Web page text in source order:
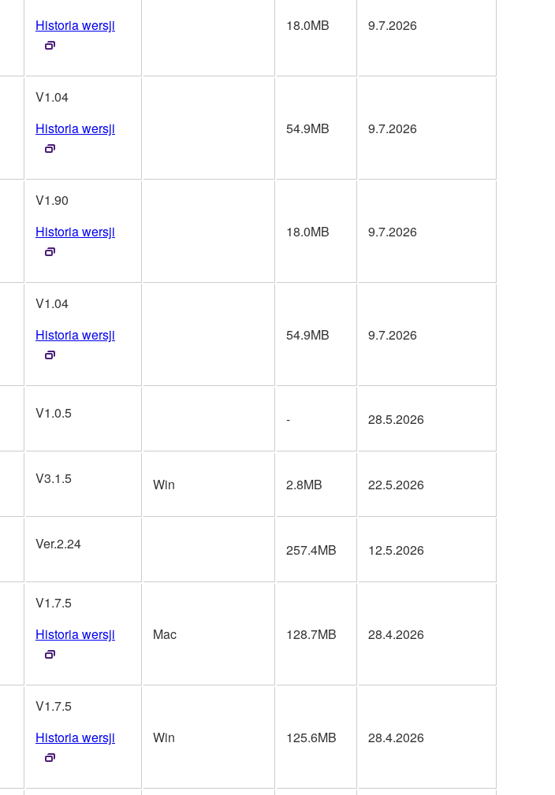
Historia wersji
18.0MB 9.7.2026
V1.04
Historia wersji
54.9MB 9.7.2026
V1.90
Historia wersji
18.0MB 9.7.2026
V1.04
Historia wersji
54.9MB 9.7.2026
V1.0.5 - 28.5.2026
V3.1.5 Win 2.8MB 22.5.2026
Ver.2.24 257.4MB 12.5.2026
V1.7.5
Historia wersji
Mac 128.7MB 28.4.2026
V1.7.5
Historia wersji
Win 125.6MB 28.4.2026